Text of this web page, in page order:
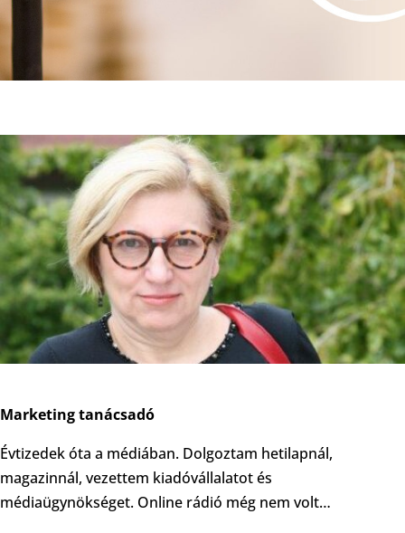
Marketing tanácsadó
Évtizedek óta a médiában. Dolgoztam hetilapnál,
magazinnál, vezettem kiadóvállalatot és
médiaügynökséget. Online rádió még nem volt…